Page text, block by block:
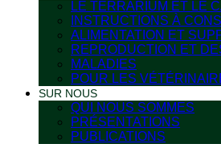
LE TERRARIUM ET LE
INSTRUCTIONS À
ALIMENTATION ET
REPRODUCTION ET
MALADIES
POUR LES
SUR NOUS
QUI NOUS SOMMES
PRÉSENTATIONS
PUBLICATIONS